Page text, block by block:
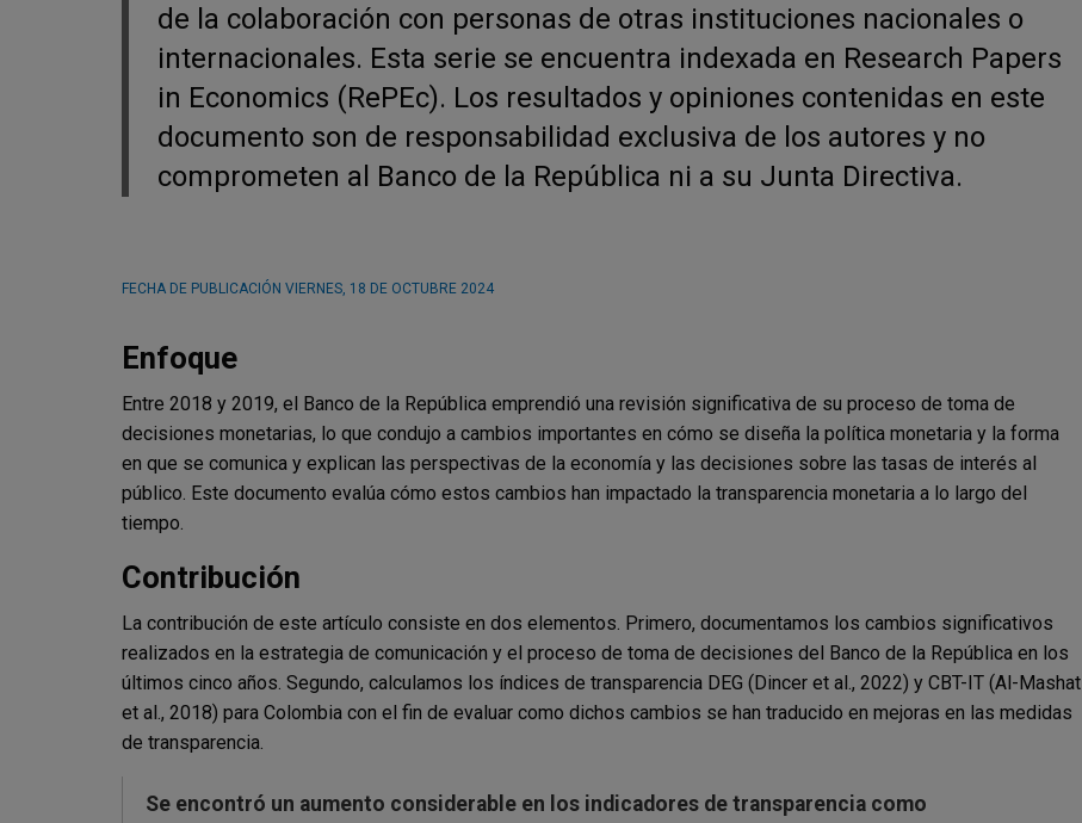
de la colaboración con personas de otras instituciones nacionales o
internacionales. Esta serie se encuentra indexada en Research Papers
in Economics (RePEc). Los resultados y opiniones contenidas en este
documento son de responsabilidad exclusiva de los autores y no
comprometen al Banco de la República ni a su Junta Directiva.
FECHA DE PUBLICACIÓN VIERNES, 18 DE OCTUBRE 2024
Enfoque
Entre 2018 y 2019, el Banco de la República emprendió una revisión significativa de su proceso de toma de
decisiones monetarias, lo que condujo a cambios importantes en cómo se diseña la política monetaria y la forma
en que se comunica y explican las perspectivas de la economía y las decisiones sobre las tasas de interés al
público. Este documento evalúa cómo estos cambios han impactado la transparencia monetaria a lo largo del
tiempo.
Contribución
La contribución de este artículo consiste en dos elementos. Primero, documentamos los cambios significativos
realizados en la estrategia de comunicación y el proceso de toma de decisiones del Banco de la República en los
últimos cinco años. Segundo, calculamos los índices de transparencia DEG (Dincer et al., 2022) y CBT-IT (Al-Mashat
et al., 2018) para Colombia con el fin de evaluar como dichos cambios se han traducido en mejoras en las medidas
de transparencia.
Se encontró un aumento considerable en los indicadores de transparencia como